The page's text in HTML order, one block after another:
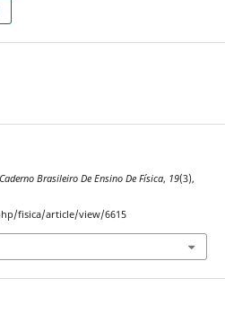
Caderno Brasileiro De Ensino De Física, 19(3),
fisica/article/view/6615